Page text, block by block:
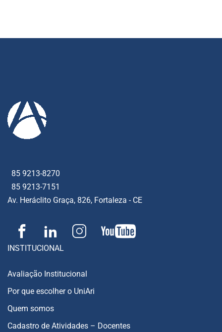
85 9213-8270
85 9213-7151
Av. Heráclito Graça, 826, Fortaleza - CE
INSTITUCIONAL
Avaliação Institucional
Por que escolher o UniAri
Quem somos
Cadastro de Atividades – Docentes